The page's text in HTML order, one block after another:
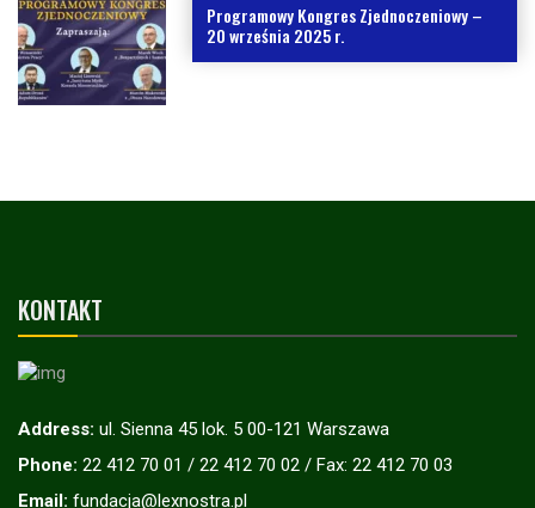
Programowy Kongres Zjednoczeniowy –
20 września 2025 r.
KONTAKT
Address: ul. Sienna 45 lok. 5 00-121 Warszawa
Phone: 22 412 70 01 / 22 412 70 02 / Fax: 22 412 70 03
Email: fundacja@lexnostra.pl